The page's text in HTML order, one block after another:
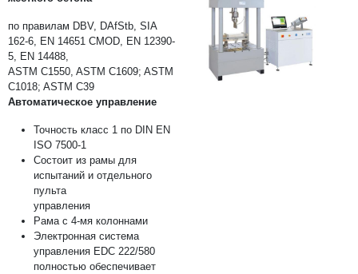
по правилам DBV, DAfStb, SIA
162-6, EN 14651 CMOD, EN 12390-
5, EN 14488,
ASTM C1550, ASTM C1609; ASTM
C1018; ASTM C39
Автоматическое управление
Точность класс 1 по DIN EN
ISO 7500-1
Состоит из рамы для
испытаний и отдельного
пульта
управления
Рама с 4-мя колоннами
Электронная система
управления EDC 222/580
полностью обеспечивает